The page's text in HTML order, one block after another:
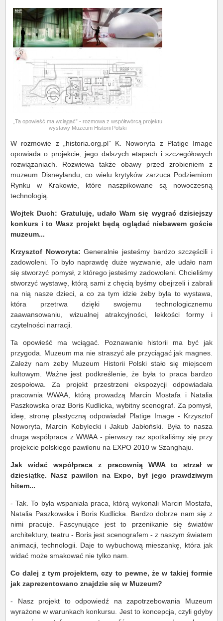
„Ta opowieść ma wciągać” - rozmowa z współtwórcą projektu
wystawy Muzeum Historii Polski
W rozmowie z „historia.org.pl” K. Noworyta z Platige Image
opowiada o projekcie, jego dalszych etapach i szczegółowych
rozwiązaniach. Rozwiewa także obawy przed zrobieniem z
muzeum Disneylandu, co wielu krytyków zarzuca Podziemiom
Rynku w Krakowie, które naszpikowane są nowoczesną
technologią.
Wojtek Duch: Gratuluję, udało Wam się wygrać dzisiejszy
konkurs i to Wasz projekt będą oglądać niebawem goście
muzeum...
Krzysztof Noworyta: Generalnie jesteśmy bardzo szczęścili i
zadowoleni. To było naprawdę duże wyzwanie, ale udało nam
się stworzyć pomysł, z którego jesteśmy zadowoleni. Chcieliśmy
stworzyć wystawę, którą sami z chęcią byśmy obejrzeli i zabrali
na nią nasze dzieci, a co za tym idzie żeby była to wystawa,
która przetrwa dzięki swojemu technologicznemu
zaawansowaniu, wizualnej atrakcyjności, lekkości formy i
czytelności narracji.
Ta opowieść ma wciągać. Poznawanie historii ma być jak
przygoda. Muzeum ma nie straszyć ale przyciągać jak magnes.
Zależy nam żeby Muzeum Historii Polski stało się miejscem
kultowym. Ważne jest podkreślenie, że była to praca bardzo
zespołowa. Za projekt przestrzeni ekspozycji odpowiadała
pracownia WWAA, którą prowadzą Marcin Mostafa i Natalia
Paszkowska oraz Boris Kudlicka, wybitny scenograf. Za pomysł,
ideę, stronę plastyczną odpowiadał Platige Image - Krzysztof
Noworyta, Marcin Kobylecki i Jakub Jabłoński. Była to nasza
druga współpraca z WWAA - pierwszy raz spotkaliśmy się przy
projekcie polskiego pawilonu na EXPO 2010 w Szanghaju.
Jak widać współpraca z pracownią WWA to strzał w
dziesiątkę. Nasz pawilon na Expo, był jego prawdziwym
hitem...
- Tak. To była wspaniała praca, którą wykonali Marcin Mostafa,
Natalia Paszkowska i Boris Kudlicka. Bardzo dobrze nam się z
nimi pracuje. Fascynujące jest to przenikanie się światów
architektury, teatru - Boris jest scenografem - z naszym światem
animacji, technologii. Daje to wybuchową mieszankę, która jak
widać może smakować nie tylko nam.
Co dalej z tym projektem, czy to pewne, że w takiej formie
jak zaprezentowano znajdzie się w Muzeum?
- Nasz projekt to odpowiedź na zapotrzebowania Muzeum
wyrażone w warunkach konkursu. Jest to koncepcja, czyli gdyby